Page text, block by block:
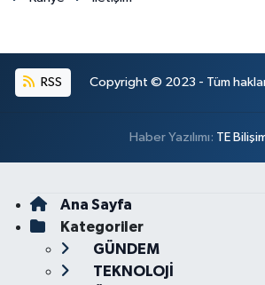
RSS Copyright © 2023 - Tüm
Haber Yazılımı: TE
Ana Sayfa
Kategoriler
GÜNDEM
TEKNOLOJİ